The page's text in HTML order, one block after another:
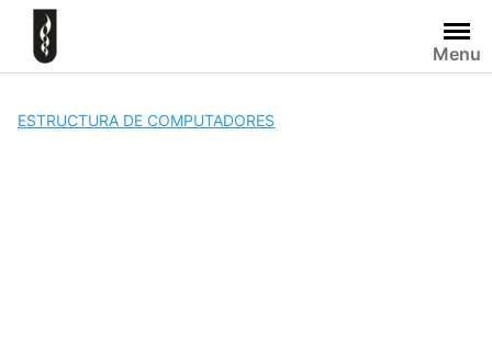
Skip
content
Menu
ESTRUCTURA DE COMPUTADORES